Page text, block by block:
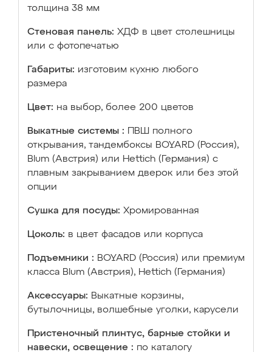
толщина 38 мм
Стеновая панель: ХДФ в цвет столешницы
или с фотопечатью
Габариты: изготовим кухню любого
размера
Цвет: на выбор, более 200 цветов
Выкатные системы :
ПВШ полного
открывания, тандембоксы BOYARD (Россия),
Blum (Австрия) или Hettich (Германия) с
плавным закрыванием дверок или без этой
опции
Сушка для посуды: Хромированная
Цоколь: в цвет фасадов или корпуса
Подъемники : BOYARD (Россия) или премиум
класса Blum (Австрия), Hettich (Германия)
Аксессуары: Выкатные корзины,
бутылочницы, волшебные уголки, карусели
Пристеночный плинтус, барные стойки и
навески, освещение : по каталогу